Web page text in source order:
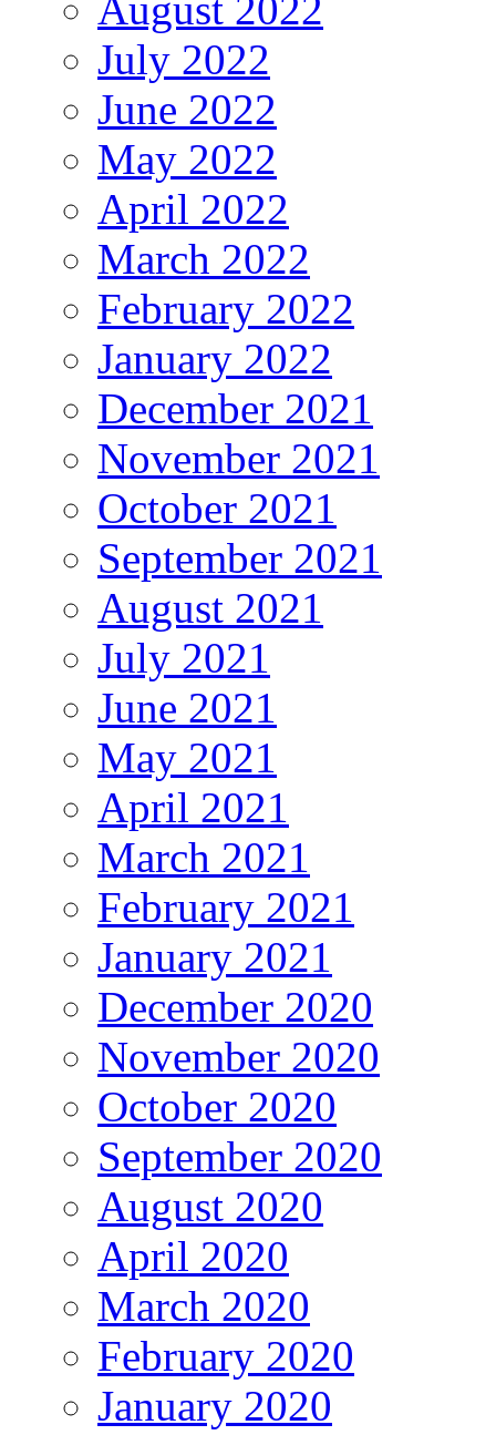
August 2022
July 2022
June 2022
May 2022
April 2022
March 2022
February 2022
January 2022
December 2021
November 2021
October 2021
September 2021
August 2021
July 2021
June 2021
May 2021
April 2021
March 2021
February 2021
January 2021
December 2020
November 2020
October 2020
September 2020
August 2020
April 2020
March 2020
February 2020
January 2020